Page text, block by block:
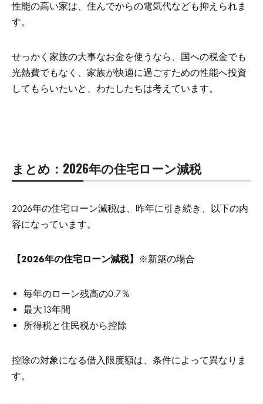
性能の高い家は、住んでからの電気代なども抑えられま
す。
せっかく家族の大事なお金を使うなら、国への税金でも
光熱費でもなく、家族が快適に過ごすための性能へ投資
してもらいたいと、わたしたちは考えています。
まとめ：2026年の住宅ローン減税
2026年の住宅ローン減税は、昨年に引き続き、以下の内
容になっています。
【2026年の住宅ローン減税】 ※新築の場合
毎年のローン残高の0.7％
最大13年間
所得税と住民税から控除
控除の対象になる借入限度額は、条件によって異なりま
す。